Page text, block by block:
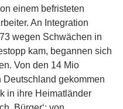
einem befristeten
An Integration
wegen Schwächen in
kam, begannen sich
Von den 14 Mio
gekommen
in ihre Heimatländer